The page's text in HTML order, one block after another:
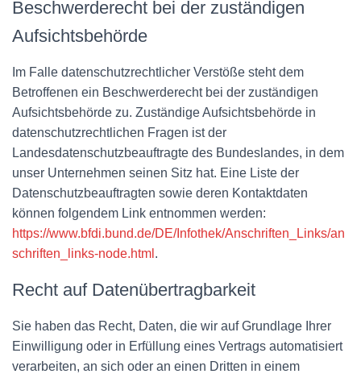
Beschwerderecht bei der zuständigen
Aufsichtsbehörde
Im Falle datenschutzrechtlicher Verstöße steht dem
Betroffenen ein Beschwerderecht bei der zuständigen
Aufsichtsbehörde zu. Zuständige Aufsichtsbehörde in
datenschutzrechtlichen Fragen ist der
Landesdatenschutzbeauftragte des Bundeslandes, in dem
unser Unternehmen seinen Sitz hat. Eine Liste der
Datenschutzbeauftragten sowie deren Kontaktdaten
können folgendem Link entnommen werden:
https://www.bfdi.bund.de/DE/Infothek/Anschriften_Links/an
schriften_links-node.html .
Recht auf Datenübertragbarkeit
Sie haben das Recht, Daten, die wir auf Grundlage Ihrer
Einwilligung oder in Erfüllung eines Vertrags automatisiert
verarbeiten, an sich oder an einen Dritten in einem